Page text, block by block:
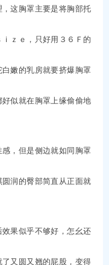
这胸罩主要是将胸部托
ｚｅ，只好用３６Ｆ的
嫩的乳房就要挤爆胸罩
似就在胸罩上缘偷偷地
，但是侧边就如同胸罩
润的臀部简直从正面就
果似乎不够好，怎幺还
又圆又翘的屁股，变得